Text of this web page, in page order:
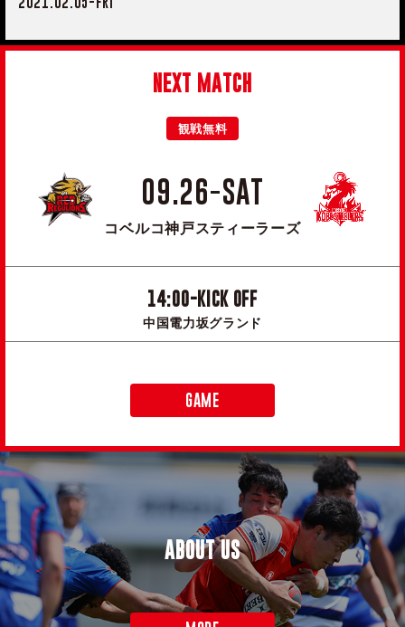
NEXT MATCH
観戦無料
09.26-SAT
コベルコ神戸スティーラーズ
14:00-KICK OFF
中国電力坂グランド
GAME
ABOUT US